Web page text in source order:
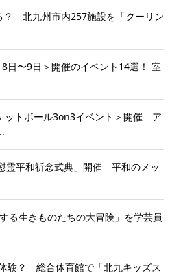
？ 北九州市内257施設を「クーリン
8日〜9日＞開催のイベント14選！ 室
ットボール3on3イベント＞開催 ア
霊平和祈念式典」開催 平和のメッ
る生きものたちの大冒険」を学芸員
験？ 総合体育館で「北九キッズス